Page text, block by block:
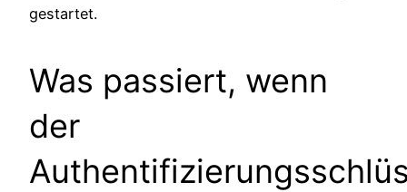
gestartet.
Was passiert, wenn
der